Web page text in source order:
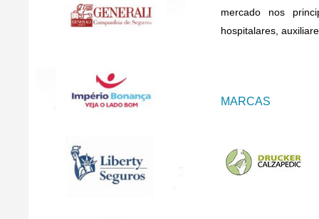
mercado nos
hospitalares,
MARCAS